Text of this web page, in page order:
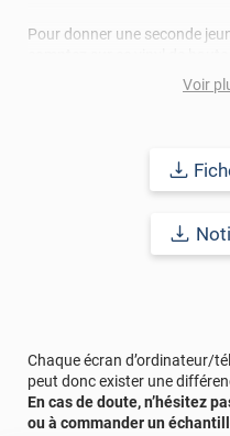
Pour donner une seconde
résistance à l’eau, à la saleté,
Grâce à son épaisseur, cet
: 10 ans en pose
Afin de vous rendre compte
Voir
Chaque écran d’ordinateur/
peut donc exister une
En cas de doute, n’hésitez
ou à commander un